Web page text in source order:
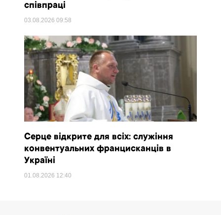
співпраці
03.08.202609:58
Серце відкрите для всіх: служіння
конвентуальних францисканців в
Україні
01.08.2026 12:40